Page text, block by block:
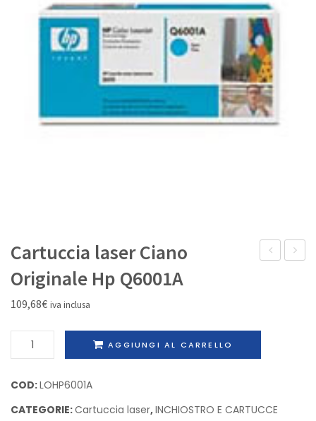
IL MIO ACCOUNT
capacita’
Cartuccia laser Ciano
Originale Hp Q6001A
109,68€ iva inclusa
Cartuccia
laser
Originale
Hp
AGGIUNGI AL CARRELLO
COD:LOHP6001A
CATEGORIE:Cartuccia laser,INCHIOSTRO E CARTUCCE